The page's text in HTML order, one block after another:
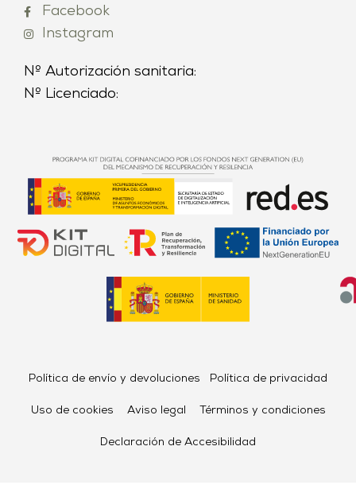
Facebook
Instagram
Nº Autorización sanitaria:
Nº Licenciado:
Política de envío y devoluciones Política de privacidad
Uso de cookies Aviso legal Términos y condiciones
Declaración de Accesibilidad